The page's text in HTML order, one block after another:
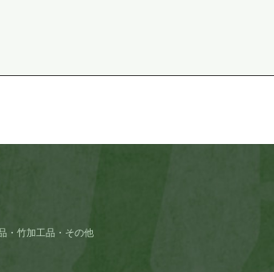
・竹加工品・その他